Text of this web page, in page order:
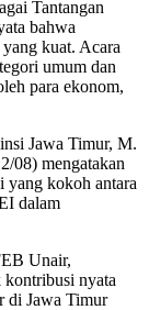
Tantangan
bahwa
kuat. Acara
umum dan
para ekonom,
Jawa Timur, M.
08) mengatakan
kokoh antara
dalam
Unair,
kontribusi nyata
di Jawa Timur